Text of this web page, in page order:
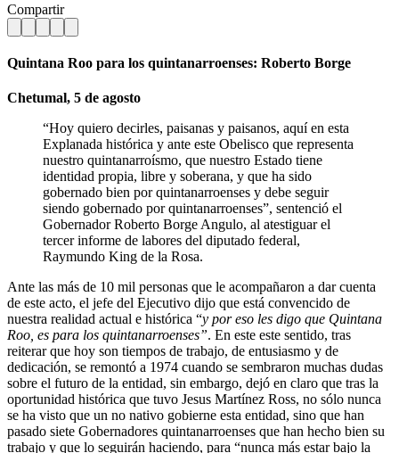
Compartir
Quintana Roo para los quintanarroenses: Roberto Borge
Chetumal, 5 de agosto
“Hoy quiero decirles, paisanas y paisanos, aquí en esta
Explanada histórica y ante este Obelisco que representa
nuestro quintanarroísmo, que nuestro Estado tiene
identidad propia, libre y soberana, y que ha sido
gobernado bien por quintanarroenses y debe seguir
siendo gobernado por quintanarroenses”, sentenció el
Gobernador Roberto Borge Angulo, al atestiguar el
tercer informe de labores del diputado federal,
Raymundo King de la Rosa.
Ante las más de 10 mil personas que le acompañaron a dar cuenta
de este acto, el jefe del Ejecutivo dijo que está convencido de
nuestra realidad actual e histórica “y por eso les digo que Quintana
Roo, es para los quintanarroenses”. En este este sentido, tras
reiterar que hoy son tiempos de trabajo, de entusiasmo y de
dedicación, se remontó a 1974 cuando se sembraron muchas dudas
sobre el futuro de la entidad, sin embargo, dejó en claro que tras la
oportunidad histórica que tuvo Jesus Martínez Ross, no sólo nunca
se ha visto que un no nativo gobierne esta entidad, sino que han
pasado siete Gobernadores quintanarroenses que han hecho bien su
trabajo y que lo seguirán haciendo, para “nunca más estar bajo la